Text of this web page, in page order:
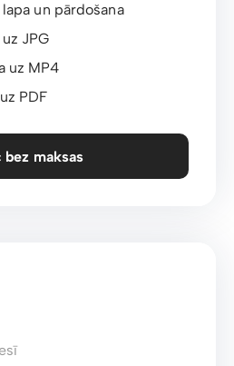
un pārdošana
JPG
uz MP4
PDF
bez maksas